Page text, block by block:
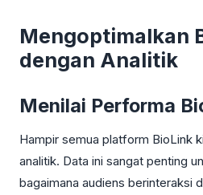
Mengoptimalkan
dengan Analitik
Menilai Performa
Hampir semua platform BioLink
analitik. Data ini sangat penting
bagaimana audiens berinteraksi